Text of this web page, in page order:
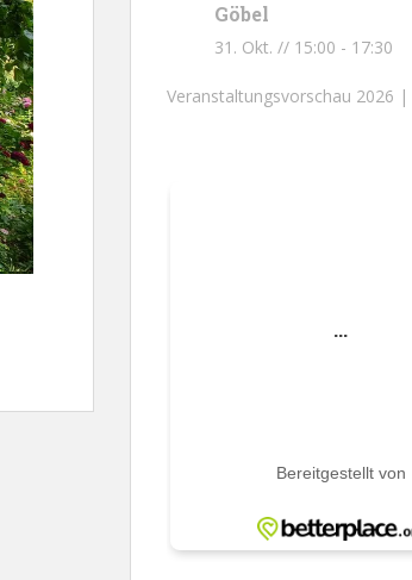
Göbel
31. Okt. // 15:00 - 17:30
Veranstaltungsvorschau 2026 |